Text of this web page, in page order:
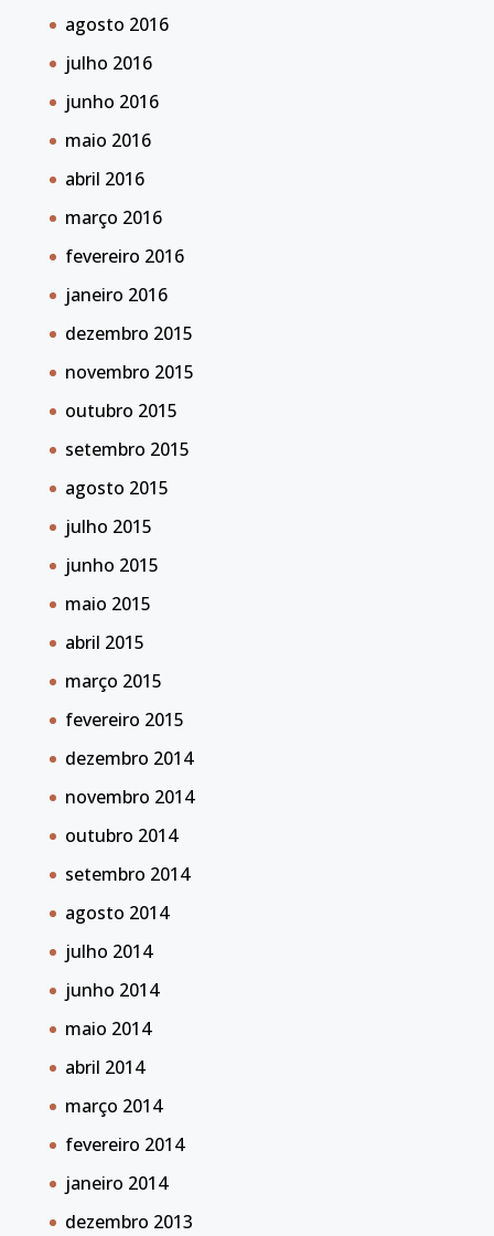
agosto 2016
julho 2016
junho 2016
maio 2016
abril 2016
março 2016
fevereiro 2016
janeiro 2016
dezembro 2015
novembro 2015
outubro 2015
setembro 2015
agosto 2015
julho 2015
junho 2015
maio 2015
abril 2015
março 2015
fevereiro 2015
dezembro 2014
novembro 2014
outubro 2014
setembro 2014
agosto 2014
julho 2014
junho 2014
maio 2014
abril 2014
março 2014
fevereiro 2014
janeiro 2014
dezembro 2013